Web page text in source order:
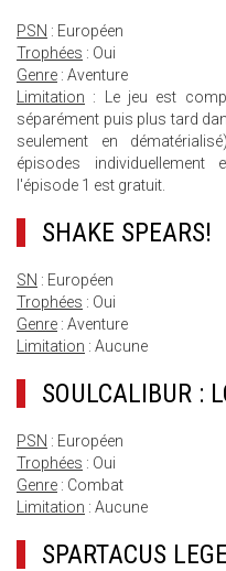
PSN : Européen
Trophées : Oui
Genre : Aventure
Limitation : Le jeu est
séparément puis plus tard
seulement en
épisodes
l'épisode 1 est gratuit.
SHAKE SPEARS!
SN : Européen
Trophées : Oui
Genre : Aventure
Limitation : Aucune
SOULCALIBUR :
PSN : Européen
Trophées : Oui
Genre : Combat
Limitation : Aucune
SPARTACUS